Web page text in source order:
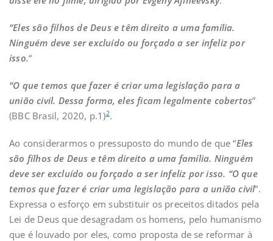
“Eles são filhos de Deus e têm direito a uma família.
Ninguém deve ser excluído ou forçado a ser infeliz por
isso.“
“O que temos que fazer é criar uma legislação para a
união civil. Dessa forma, eles ficam legalmente cobertos”
(BBC Brasil, 2020, p.1)2.
Ao considerarmos o pressuposto do mundo de que “Eles
são filhos de Deus e têm direito a uma família. Ninguém
deve ser excluído ou forçado a ser infeliz por isso. “O que
temos que fazer é criar uma legislação para a união civil”.
Expressa o esforço em substituir os preceitos ditados pela
Lei de Deus que desagradam os homens, pelo humanismo
que é louvado por eles, como proposta de se reformar à